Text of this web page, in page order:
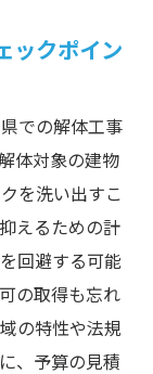
要性
処法
ッファの設
ーのリスク
ックポイン
での解体工事
体対象の建物
を洗い出すこ
えるための計
回避する可能
の取得も忘れ
の特性や法規
、予算の見積